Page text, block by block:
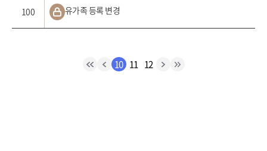
100 유가족 등록 변경
10 11 12